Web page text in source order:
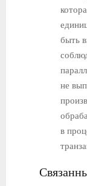
быть
не
в